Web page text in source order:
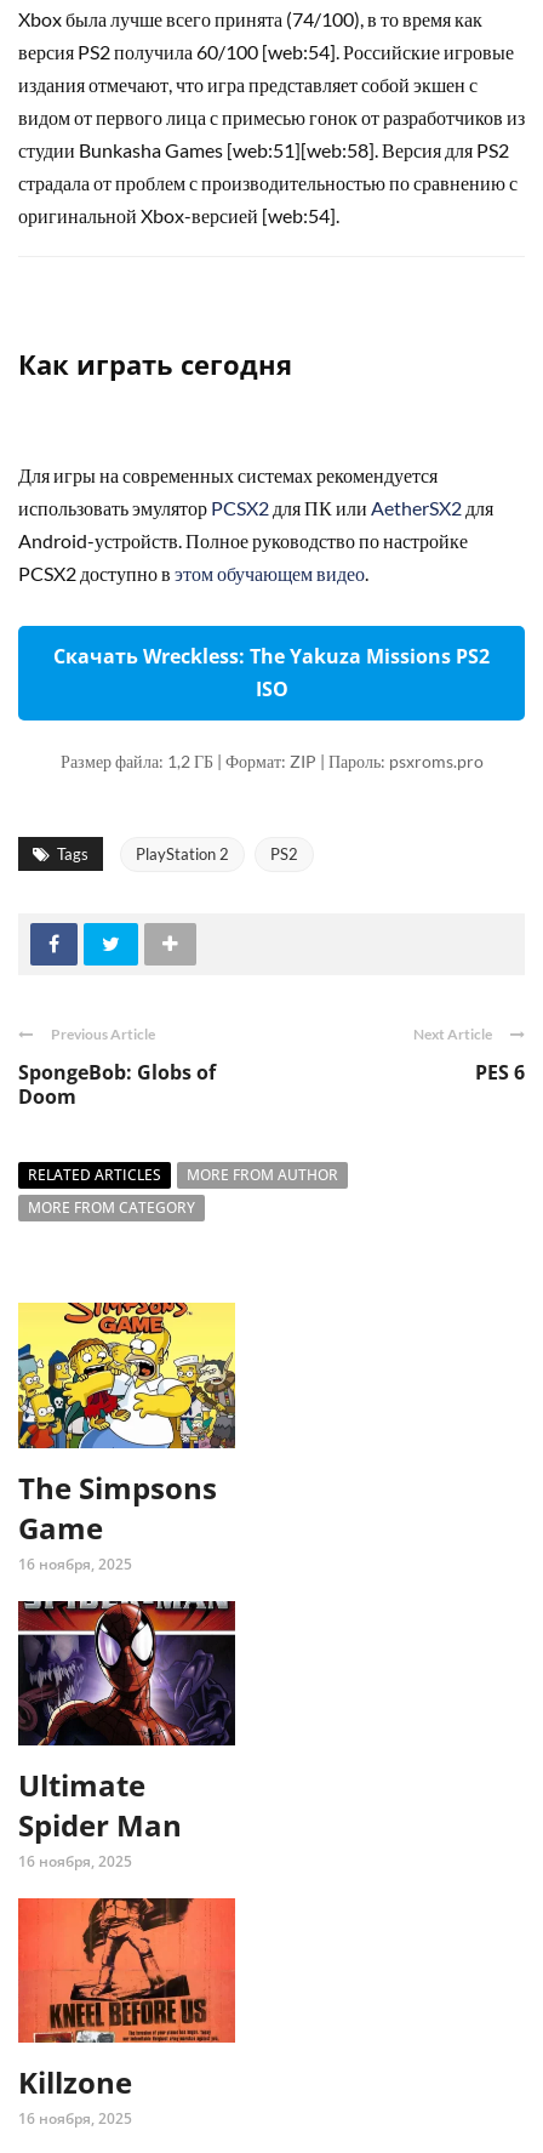
Xbox была лучше всего принята (74/100), в то время как
версия PS2 получила 60/100 [web:54]. Российские игровые
издания отмечают, что игра представляет собой экшен с
видом от первого лица с примесью гонок от разработчиков из
студии Bunkasha Games [web:51][web:58]. Версия для PS2
страдала от проблем с производительностью по сравнению с
оригинальной Xbox-версией [web:54].
Как играть сегодня
Для игры на современных системах рекомендуется
использовать эмулятор PCSX2 для ПК или AetherSX2 для
Android-устройств. Полное руководство по настройке
PCSX2 доступно в этом обучающем видео.
Скачать Wreckless: The Yakuza Missions PS2
ISO
Размер файла: 1,2 ГБ | Формат: ZIP | Пароль: psxroms.pro
Tags PlayStation 2 PS2
Previous Article
SpongeBob: Globs of
Doom
Next Article
PES 6
RELATED ARTICLES
MORE FROM AUTHOR
MORE FROM CATEGORY
The Simpsons
Game
16 ноября, 2025
Ultimate
Spider Man
16 ноября, 2025
Killzone
16 ноября, 2025